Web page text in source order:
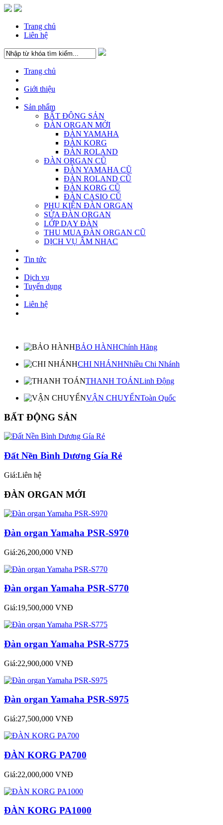
Trang chủ
Liên hệ
Trang chủ
Giới thiệu
Sản phẩm
BẤT ĐỘNG SẢN
ĐÀN ORGAN MỚI
ĐÀN YAMAHA
ĐÀN KORG
ĐÀN ROLAND
ĐÀN ORGAN CŨ
ĐÀN YAMAHA CŨ
ĐÀN ROLAND CŨ
ĐÀN KORG CŨ
ĐÀN CASIO CŨ
PHỤ KIỆN ĐÀN ORGAN
SỬA ĐÀN ORGAN
LỚP DẠY ĐÀN
THU MUA ĐÀN ORGAN CŨ
DỊCH VỤ ÂM NHẠC
Tin tức
Dịch vụ
Tuyển dụng
Liên hệ
BẢO HÀNHChính Hãng
CHI NHÁNHNhiều Chi Nhánh
THANH TOÁNLinh Động
VẬN CHUYỂNToàn Quốc
BẤT ĐỘNG SẢN
Đất Nền Bình Dương Gía Rẻ
Giá:Liên hệ
ĐÀN ORGAN MỚI
Đàn organ Yamaha PSR-S970
Giá:26,200,000 VNĐ
Đàn organ Yamaha PSR-S770
Giá:19,500,000 VNĐ
Đàn organ Yamaha PSR-S775
Giá:22,900,000 VNĐ
Đàn organ Yamaha PSR-S975
Giá:27,500,000 VNĐ
ĐÀN KORG PA700
Giá:22,000,000 VNĐ
ĐÀN KORG PA1000